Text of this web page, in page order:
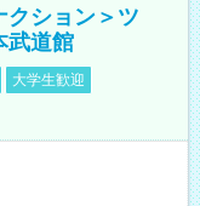
クション＞ツ
武道館
大学生歓迎